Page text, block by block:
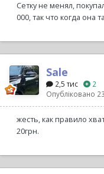
Сетку не менял,
000, так что когда она
Sale
2,5 тис
2
Опубліковано
жесть, как правило
20грн.